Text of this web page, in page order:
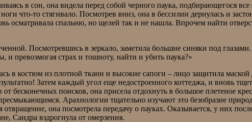
в сон, она видела перед собой черного паука, подбирающегося
что-то стягивало. Посмотрев вниз, она в бессилии дернулась и
осматривала спальню, но щелей так и не нашла. Впрочем найти
Посмотревшись в зеркало, заметила большие синяки под
и превозмогая страх и тошноту, найти и убить паука?»
в костюм из плотной ткани и высокие сапоги – лицо защитила
Затем каждый угол еще недостроенного коттеджа, и вновь
бесконечных поисков, она присела отдохнуть в большое плетеное
Арахнологии тщательно изучают это безобразие
отвращение, она посмотрела передачу о пауках. Оказывается, у них
Сандра вздрогнула от омерзения.